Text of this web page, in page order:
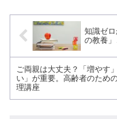
知識ゼ
の教養
ご両親は大丈夫？「増やす
い」が重要。高齢者のため
理講座